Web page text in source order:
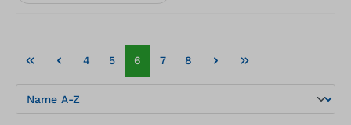
4 5 6 7 8